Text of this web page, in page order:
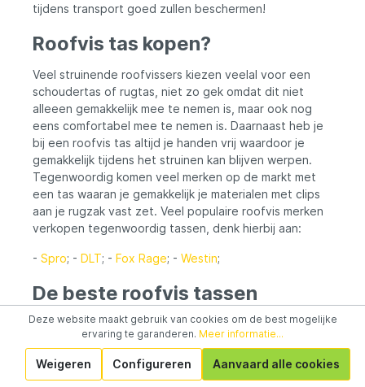
tijdens transport goed zullen beschermen!
Roofvis tas kopen?
Veel struinende roofvissers kiezen veelal voor een
schoudertas of rugtas, niet zo gek omdat dit niet
alleeen gemakkelijk mee te nemen is, maar ook nog
eens comfortabel mee te nemen is. Daarnaast heb je
bij een roofvis tas altijd je handen vrij waardoor je
gemakkelijk tijdens het struinen kan blijven werpen.
Tegenwoordig komen veel merken op de markt met
een tas waaran je gemakkelijk je materialen met clips
aan je rugzak vast zet. Veel populaire roofvis merken
verkopen tegenwoordig tassen, denk hierbij aan:
- Spro; - DLT; - Fox Rage; - Westin;
De beste roofvis tassen
De beste roofvis tas is de tas die je het leven een
stuk gemakkelijker maakt. Al het materiaal dat je mee
wilt nemen moet je gemakkelijk in je makkelijk passen,
en moet je spullen tevens ook nog eens bescherming
Deze website maakt gebruik van cookies om de best mogelijke
ervaring te garanderen. Meer informatie...
Weigeren Configureren Aanvaard alle cookies